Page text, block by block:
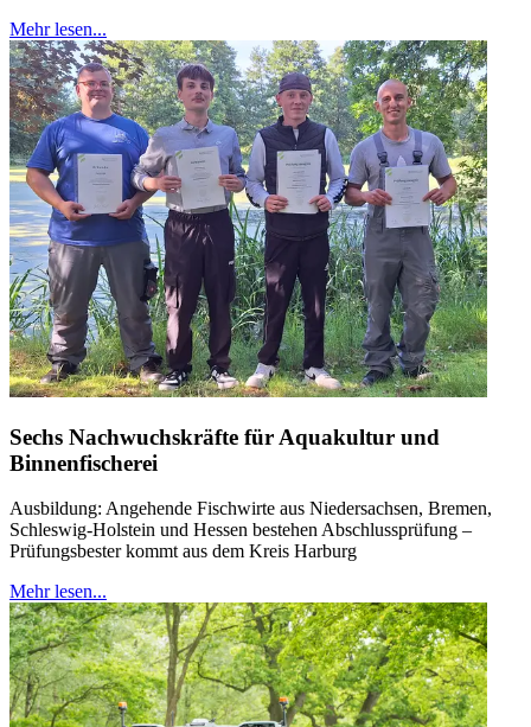
Mehr lesen...
Sechs Nachwuchskräfte für Aquakultur und
Binnenfischerei
Ausbildung: Angehende Fischwirte aus Niedersachsen, Bremen,
Schleswig-Holstein und Hessen bestehen Abschlussprüfung –
Prüfungsbester kommt aus dem Kreis Harburg
Mehr lesen...